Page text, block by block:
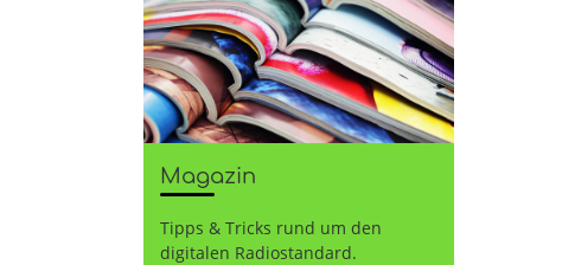
Magazin
Tipps & Tricks rund um den
digitalen Radiostandard.